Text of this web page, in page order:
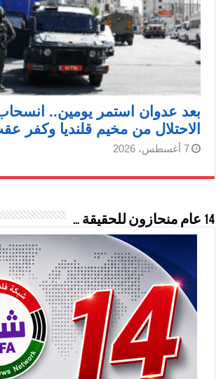
بعد عدوان استمر يومين..
الاحتلال من مخيم قلنديا وكفر
7 أغسطس، 2026
14 عام منحازون للحقيقة …